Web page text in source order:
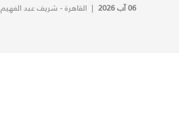
06 آب 2026 | القاهرة - شريف عبد الفهيم